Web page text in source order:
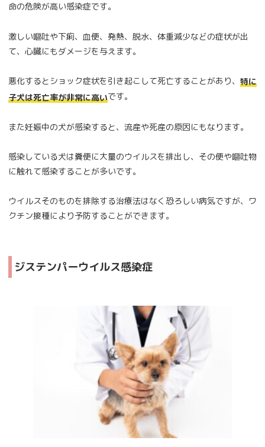
命の危険が高い感染症です。
激しい嘔吐や下痢、血便、発熱、脱水、体重減少などの症状が出
て、心臓にもダメージを与えます。
悪化するとショック症状を引き起こして死亡することがあり、 特に
子犬は死亡率が非常に高いです。
また妊娠中の犬が感染すると、流産や死産の原因にもなります。
感染している犬は糞便に大量のウイルスを排出し、その便や嘔吐物
に触れて感染することが多いです。
ウイルスそのものを排除する治療法はなく恐ろしい病気ですが、ワ
クチン接種により予防することができます。
ジステンパーウイルス感染症